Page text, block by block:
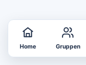
Home Gruppen